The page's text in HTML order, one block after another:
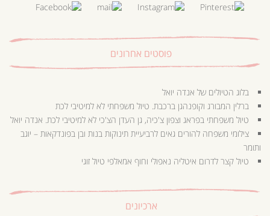
פוסטים אחרונים
בלוג הטיולים של אנדה יואל
ברלין המבורג וקופנהגן ברכבת. טיול משפחתי לא למיטיבי לכת
טיול משפחתי בפראג וצפון צ'כיה, גן העדן הצ'כי לא למיטיבי לכת. אנדה יואל
צילומי משפחה להורים גאים לרביעיית תינוקות בנות ובן בפונדקאות – יוגב
ותומר
טיול קצר לדרום איטליה נאפולי וחוף אמאלפי טיול זוגי
ארכיונים